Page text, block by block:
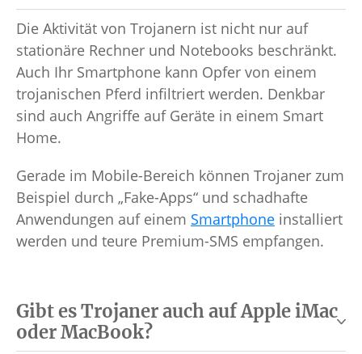
Die Aktivität von Trojanern ist nicht nur auf
stationäre Rechner und Notebooks beschränkt.
Auch Ihr Smartphone kann Opfer von einem
trojanischen Pferd infiltriert werden. Denkbar
sind auch Angriffe auf Geräte in einem Smart
Home.
Gerade im Mobile-Bereich können Trojaner zum
Beispiel durch „Fake-Apps“ und schadhafte
Anwendungen auf einem Smartphone installiert
werden und teure Premium-SMS empfangen.
Gibt es Trojaner auch auf Apple iMac
oder MacBook?